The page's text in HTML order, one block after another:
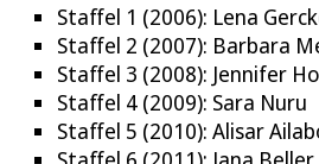
Staffel 1 (2006): Lena
Staffel 2 (2007): Barbara
Staffel 3 (2008): Jennifer
Staffel 4 (2009): Sara Nuru
Staffel 5 (2010): Alisar